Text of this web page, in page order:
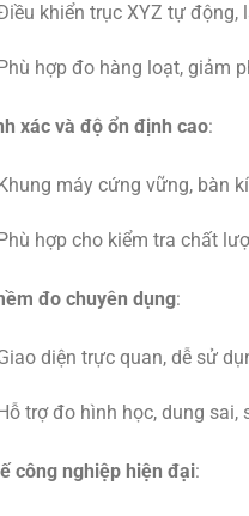
khiển trục XYZ tự động,
hợp đo hàng loạt, giảm
xác và độ ổn định cao:
máy cứng vững, bàn
hợp cho kiểm tra chất
đo chuyên dụng:
diện trực quan, dễ sử
trợ đo hình học, dung sai,
công nghiệp hiện đại: